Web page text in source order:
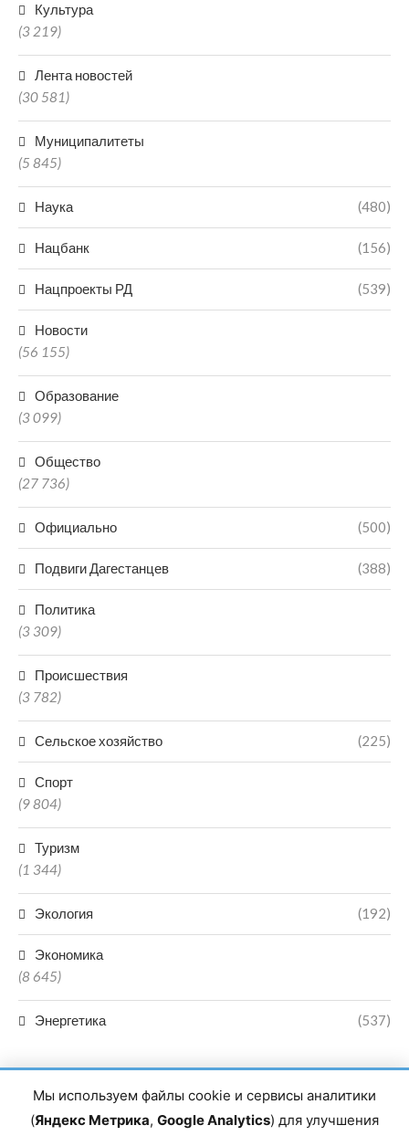
Культура
(3 219)
Лента новостей
(30 581)
Муниципалитеты
(5 845)
Наука (480)
Нацбанк (156)
Нацпроекты РД (539)
Новости
(56 155)
Образование
(3 099)
Общество
(27 736)
Официально (500)
Подвиги Дагестанцев (388)
Политика
(3 309)
Происшествия
(3 782)
Сельское хозяйство (225)
Спорт
(9 804)
Туризм
(1 344)
Экология (192)
Экономика
(8 645)
Энергетика (537)
Мы используем файлы cookie и сервисы аналитики
(Яндекс Метрика, Google Analytics) для улучшения